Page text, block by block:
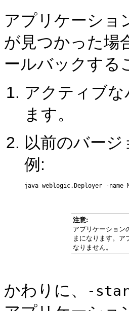
アプリケーショ
が見つかった場
ールバックする
アクティブ
ます。
以前のバー
例:
注意:
アプリケーション
まになります。ア
なりません。
かわりに、 -